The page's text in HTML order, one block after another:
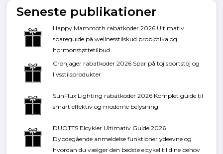
Seneste publikationer
Happy Mammoth rabatkoder 2026 Ultimativ
spareguide på wellnesstilskud probiotika og
hormonstøttetilbud
Cronjager rabatkoder 2026 Spar på toj sportstoj og
livsstilsprodukter
SunFlux Lighting rabatkoder 2026 Komplet guide til
smart effektiv og moderne belysning
DUOTTS Elcykler Ultimativ Guide 2026
Dybdegående anmeldelse funktioner ydeevne og
hvordan du vælger den bedste elcykel til dine behov